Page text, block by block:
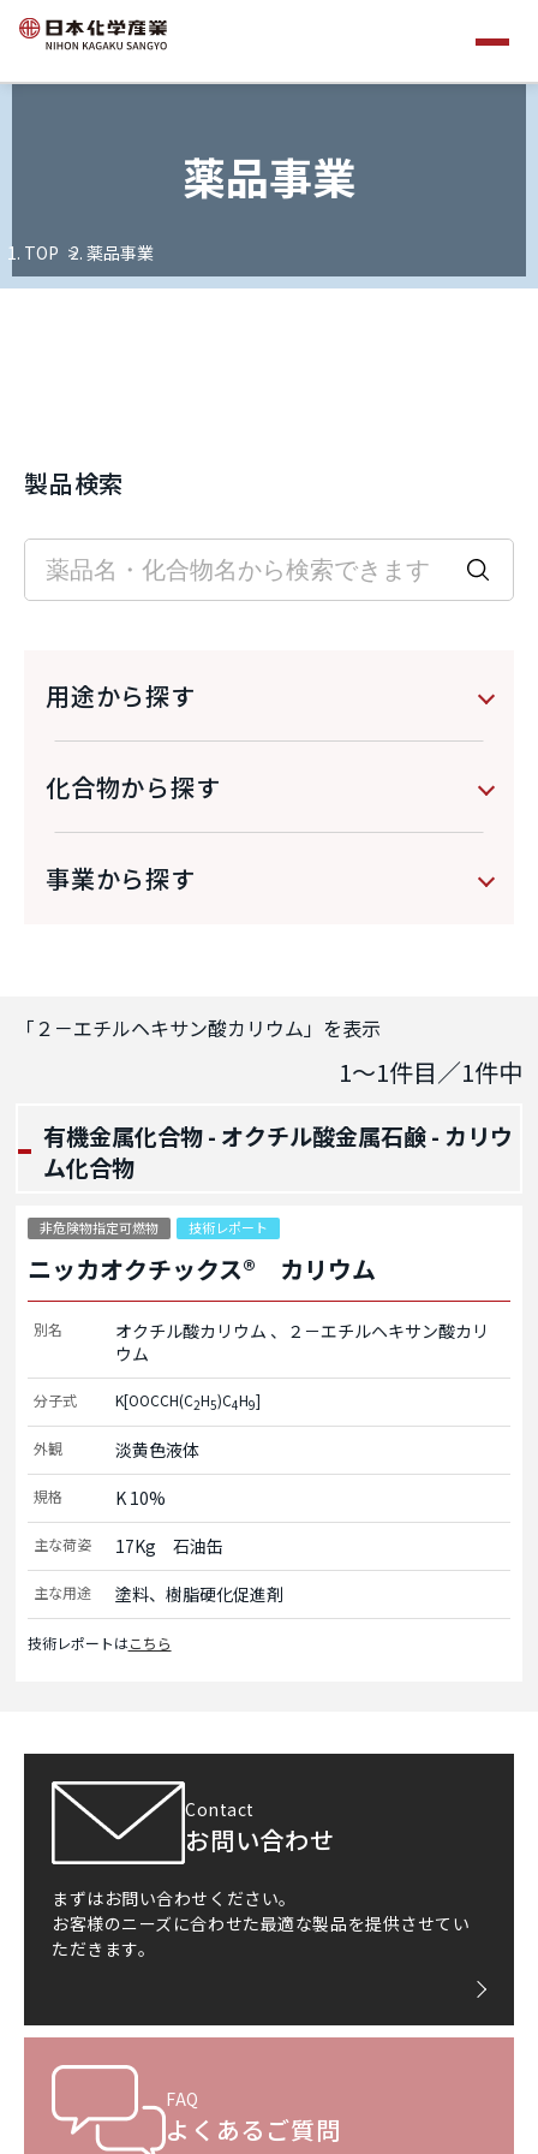
薬品事業
TOP 薬品事業
製品検索
用途から探す
化合物から探す
事業から探す
「 ２－エチルヘキサン酸カリウム」を表示
1～1件目／1件中
有機金属化合物 - オクチル酸金属石鹸 - カリウ
ム化合物
非危険物指定可燃物 技術レポート
ニッカオクチックス® カリウム
別名 オクチル酸カリウム
２－エチルヘキサン酸カリ
ウム
分子式 K[OOCCH(C2H5)C4H9]
外観 淡黄色液体
規格 K 10%
主な荷姿 17Kg　石油缶
主な用途 塗料、樹脂硬化促進剤
技術レポートはこちら
Contact
お問い合わせ
まずはお問い合わせください。
お客様のニーズに合わせた最適な製品を提供させてい
ただきます。
FAQ
よくあるご質問